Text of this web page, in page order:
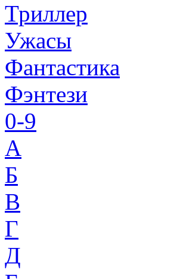
Триллер
Ужасы
Фантастика
Фэнтези
0-9
A
Б
В
Г
Д